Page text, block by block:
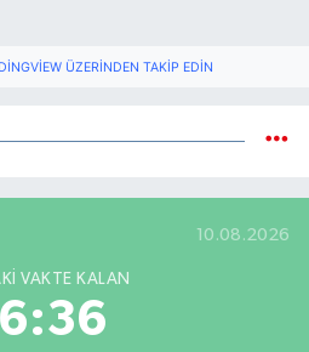
ÜZERINDEN TAKIP EDIN
10.08.2026
VAKTE KALAN